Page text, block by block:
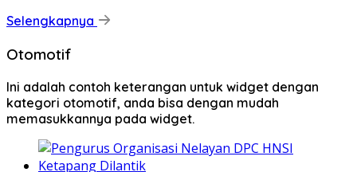
Selengkapnya
Otomotif
Ini adalah contoh keterangan untuk widget dengan
kategori otomotif, anda bisa dengan mudah
memasukkannya pada widget.